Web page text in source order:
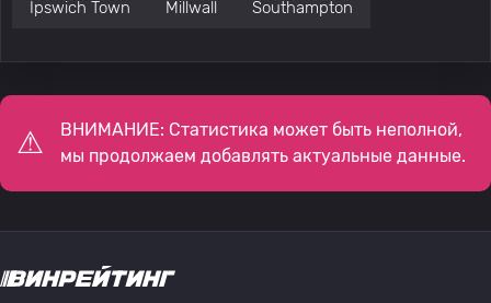
Ipswich Town Millwall Southampton
ВНИМАНИЕ: Статистика может быть неполной,
мы продолжаем добавлять актуальные данные.